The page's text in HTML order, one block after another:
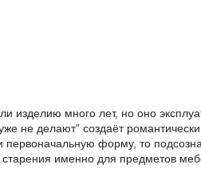
изделию много лет, но оно
не делают” создаёт
первоначальную форму, то
именно для предметов